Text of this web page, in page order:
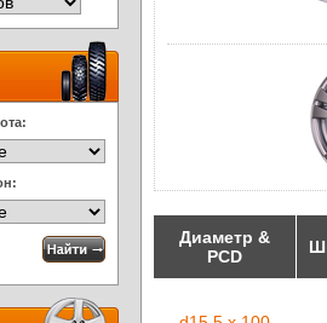
Диаметр &
PCD